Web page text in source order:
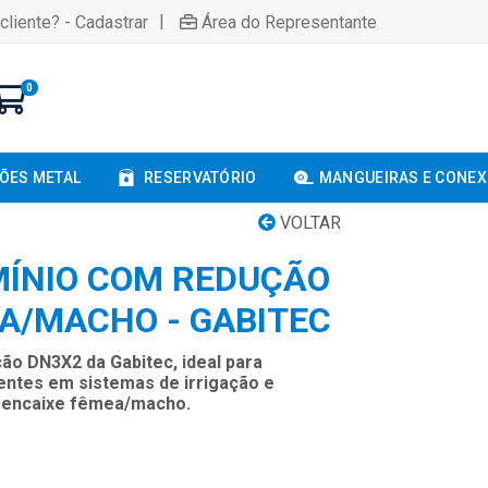
- Cadastrar | Área do Representante
0
METAL RESERVATÓRIO MANGUEIRAS E
VOLTAR
COM REDUÇÃO
MACHO - GABITEC
DN3X2 da Gabitec, ideal para
em sistemas de irrigação e
fêmea/macho.